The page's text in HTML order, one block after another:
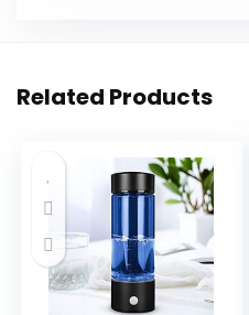
Related Products